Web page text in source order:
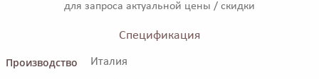
для запроса актуальной цены / скидки
Спецификация
Производство
Италия